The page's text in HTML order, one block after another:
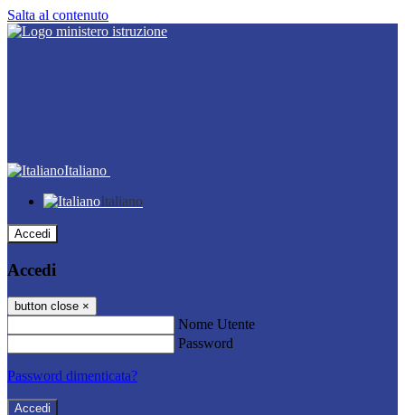
Salta al contenuto
Italiano
Italiano
Accedi
Accedi
button close ×
Nome Utente
Password
Password dimenticata?